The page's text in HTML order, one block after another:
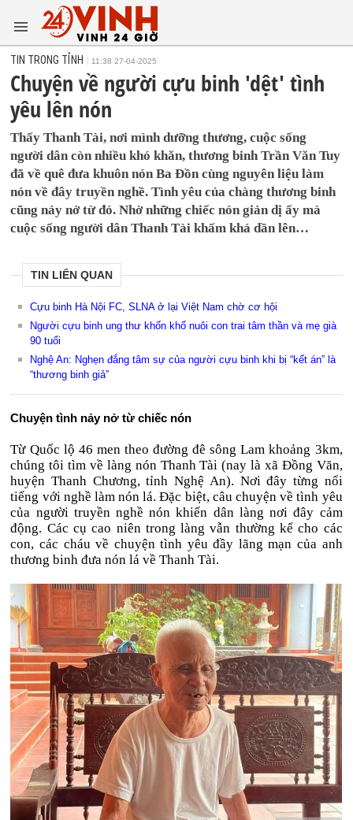
TIN TRONG TỈNH 11:38 27-04-2025
Chuyện về người cựu binh 'dệt' tình
yêu lên nón
Thấy Thanh Tài, nơi mình dưỡng thương, cuộc sống
người dân còn nhiều khó khăn, thương binh Trần Văn Tuy
đã về quê đưa khuôn nón Ba Đồn cùng nguyên liệu làm
nón về đây truyền nghề. Tình yêu của chàng thương binh
cũng nảy nở từ đó. Nhờ những chiếc nón giản dị ấy mà
cuộc sống người dân Thanh Tài khấm khá dần lên…
TIN LIÊN QUAN
Cựu binh Hà Nội FC, SLNA ở lại Việt Nam chờ cơ hội
Người cựu binh ung thư khốn khổ nuôi con trai tâm thần và mẹ già
90 tuổi
Nghệ An: Nghẹn đắng tâm sự của người cựu binh khi bị “kết án” là
“thương binh giả”
Chuyện tình nảy nở từ chiếc nón
Từ Quốc lộ 46 men theo đường đê sông Lam khoảng 3km,
chúng tôi tìm về làng nón Thanh Tài (nay là xã Đồng Văn,
huyện Thanh Chương, tỉnh Nghệ An). Nơi đây từng nổi
tiếng với nghề làm nón lá. Đặc biệt, câu chuyện về tình yêu
của người truyền nghề nón khiến dân làng nơi đây cảm
động. Các cụ cao niên trong làng vẫn thường kể cho các
con, các cháu về chuyện tình yêu đầy lãng mạn của anh
thương binh đưa nón lá về Thanh Tài.